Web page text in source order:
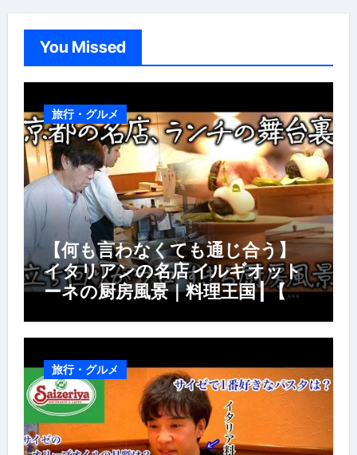
You Missed
旅行・グルメ
【何も言わなくても通じ合う】
イタリアンの名店 イルギオット
ーネの厨房風景｜料理王国 | 【厨
風景】
旅行・グルメ